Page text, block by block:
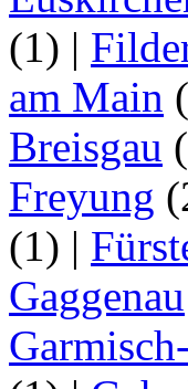
(1) |
am Main
Breisgau
Freyung
(1) |
Gaggenau